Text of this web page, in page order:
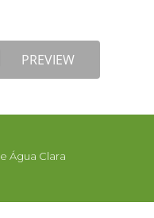
PREVIEW
Água Clara